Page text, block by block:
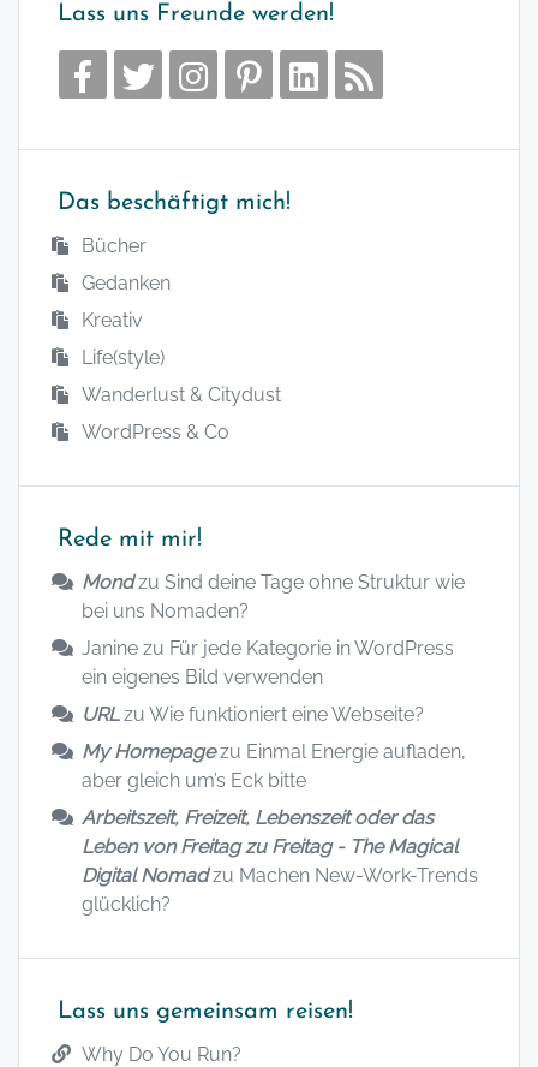
Lass uns Freunde werden!
Das beschäftigt mich!
Bücher
Gedanken
Kreativ
Life(style)
Wanderlust & Citydust
WordPress & Co
Rede mit mir!
Mondzu Sind deine Tage ohne Struktur wie
bei uns Nomaden?
Janine zu Für jede Kategorie in WordPress
ein eigenes Bild verwenden
URLzu Wie funktioniert eine Webseite?
My Homepagezu Einmal Energie aufladen,
aber gleich um’s Eck bitte
Arbeitszeit, Freizeit, Lebenszeit oder das
Leben von Freitag zu Freitag - The Magical
Digital Nomadzu Machen New-Work-Trends
glücklich?
Lass uns gemeinsam reisen!
Why Do You Run?